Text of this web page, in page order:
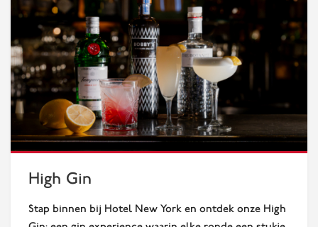
High Gin
Stap binnen bij Hotel New York en ontdek onze High